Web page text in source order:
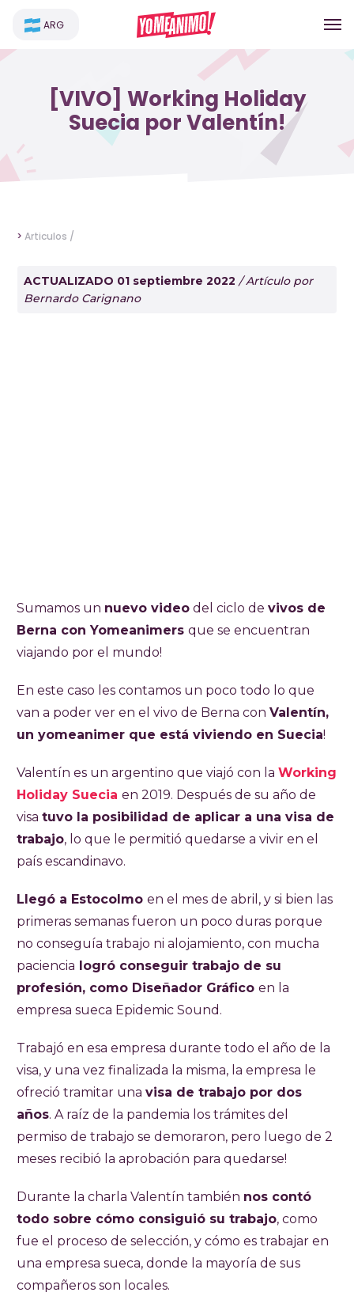
ARG
[VIVO] Working Holiday
Suecia por Valentín!
> Articulos /
ACTUALIZADO 01 septiembre 2022 / Artículo por
Bernardo Carignano
Sumamos un nuevo video del ciclo de vivos de
Berna con Yomeanimers que se encuentran
viajando por el mundo!
En este caso les contamos un poco todo lo que
van a poder ver en el vivo de Berna con Valentín,
un yomeanimer que está viviendo en Suecia!
Valentín es un argentino que viajó con la Working
Holiday Suecia en 2019. Después de su año de
visa tuvo la posibilidad de aplicar a una visa de
trabajo, lo que le permitió quedarse a vivir en el
país escandinavo.
Llegó a Estocolmo en el mes de abril, y si bien las
primeras semanas fueron un poco duras porque
no conseguía trabajo ni alojamiento, con mucha
paciencia logró conseguir trabajo de su
profesión, como Diseñador Gráfico en la
empresa sueca Epidemic Sound.
Trabajó en esa empresa durante todo el año de la
visa, y una vez finalizada la misma, la empresa le
ofreció tramitar una visa de trabajo por dos
años. A raíz de la pandemia los trámites del
permiso de trabajo se demoraron, pero luego de 2
meses recibió la aprobación para quedarse!
Durante la charla Valentín también nos contó
todo sobre cómo consiguió su trabajo, como
fue el proceso de selección, y cómo es trabajar en
una empresa sueca, donde la mayoría de sus
compañeros son locales.